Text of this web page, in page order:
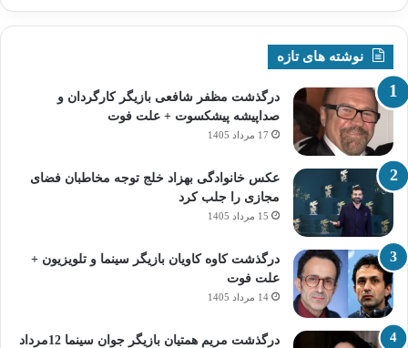
نوشته های تازه
درگذشت مظفر شافعی بازیگر کارگردان و
صداپیشه پیشکسوت + علت فوت
17 مرداد 1405
عکس خانوادگی بهزاد خلج توجه مخاطبان فضای
مجازی را جلب کرد
15 مرداد 1405
درگذشت کاوه کاویان بازیگر سینما و تلویزیون +
علت فوت
14 مرداد 1405
درگذشت مریم همتیان بازیگر جوان سینما 12مرداد